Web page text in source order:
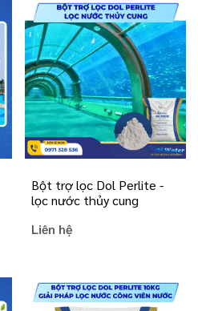
Bột trợ lọc Dol Perlite -
lọc nước thủy cung
Liên hệ